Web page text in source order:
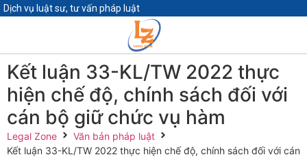
Dịch vụ luật sư, tư vấn pháp luật
Kết luận 33-KL/TW 2022 thực
hiện chế độ, chính sách đối với
cán bộ giữ chức vụ hàm
Legal Zone
Văn bản pháp luật
Kết luận 33-KL/TW 2022 thực hiện chế độ, chính sách đối với cán